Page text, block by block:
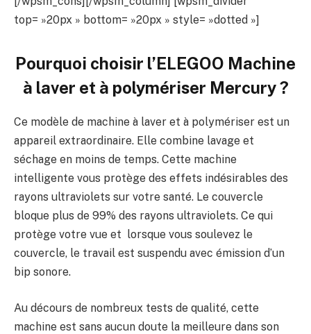
top= »20px » bottom= »20px » style= »dotted »]
Pourquoi choisir l’ELEGOO Machine
à laver et à polymériser Mercury?
Ce modèle de machine à laver et à polymériser est un
appareil extraordinaire. Elle combine lavage et
séchage en moins de temps. Cette machine
intelligente vous protège des effets indésirables des
rayons ultraviolets sur votre santé. Le couvercle
bloque plus de 99% des rayons ultraviolets. Ce qui
protège votre vue et lorsque vous soulevez le
couvercle, le travail est suspendu avec émission d’un
bip sonore.
Au décours de nombreux tests de qualité, cette
machine est sans aucun doute la meilleure dans son